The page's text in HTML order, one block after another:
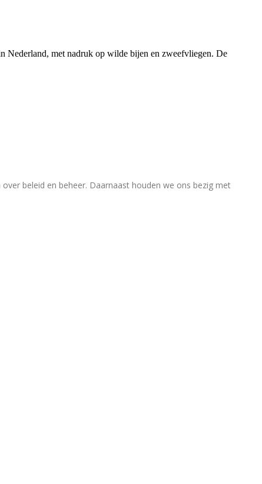
Nederland, met nadruk op wilde bijen en zweefvliegen. De
beleid en beheer. Daarnaast houden we ons bezig met